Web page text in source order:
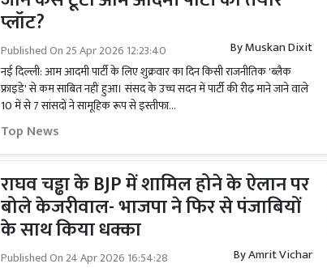
प्लॉट?
Published On 25 Apr 2026 12:23:40 ByMuskan Dixit
नई दिल्ली: आम आदमी पार्टी के लिए शुक्रवार का दिन किसी राजनीतिक 'ब्लैक
फ्राइडे' से कम साबित नहीं हुआ। संसद के उच्च सदन में पार्टी की रीढ़ माने जाने वाले
10 में से 7 सांसदों ने सामूहिक रूप से इस्तीफा...
Top News
राघव चड्ढा के BJP में शामिल होने के ऐलान पर
बोले केजरीवाल- भाजपा ने फिर से पंजाबियों
के साथ किया धक्का
Published On 24 Apr 2026 16:54:28 ByAmrit Vichar